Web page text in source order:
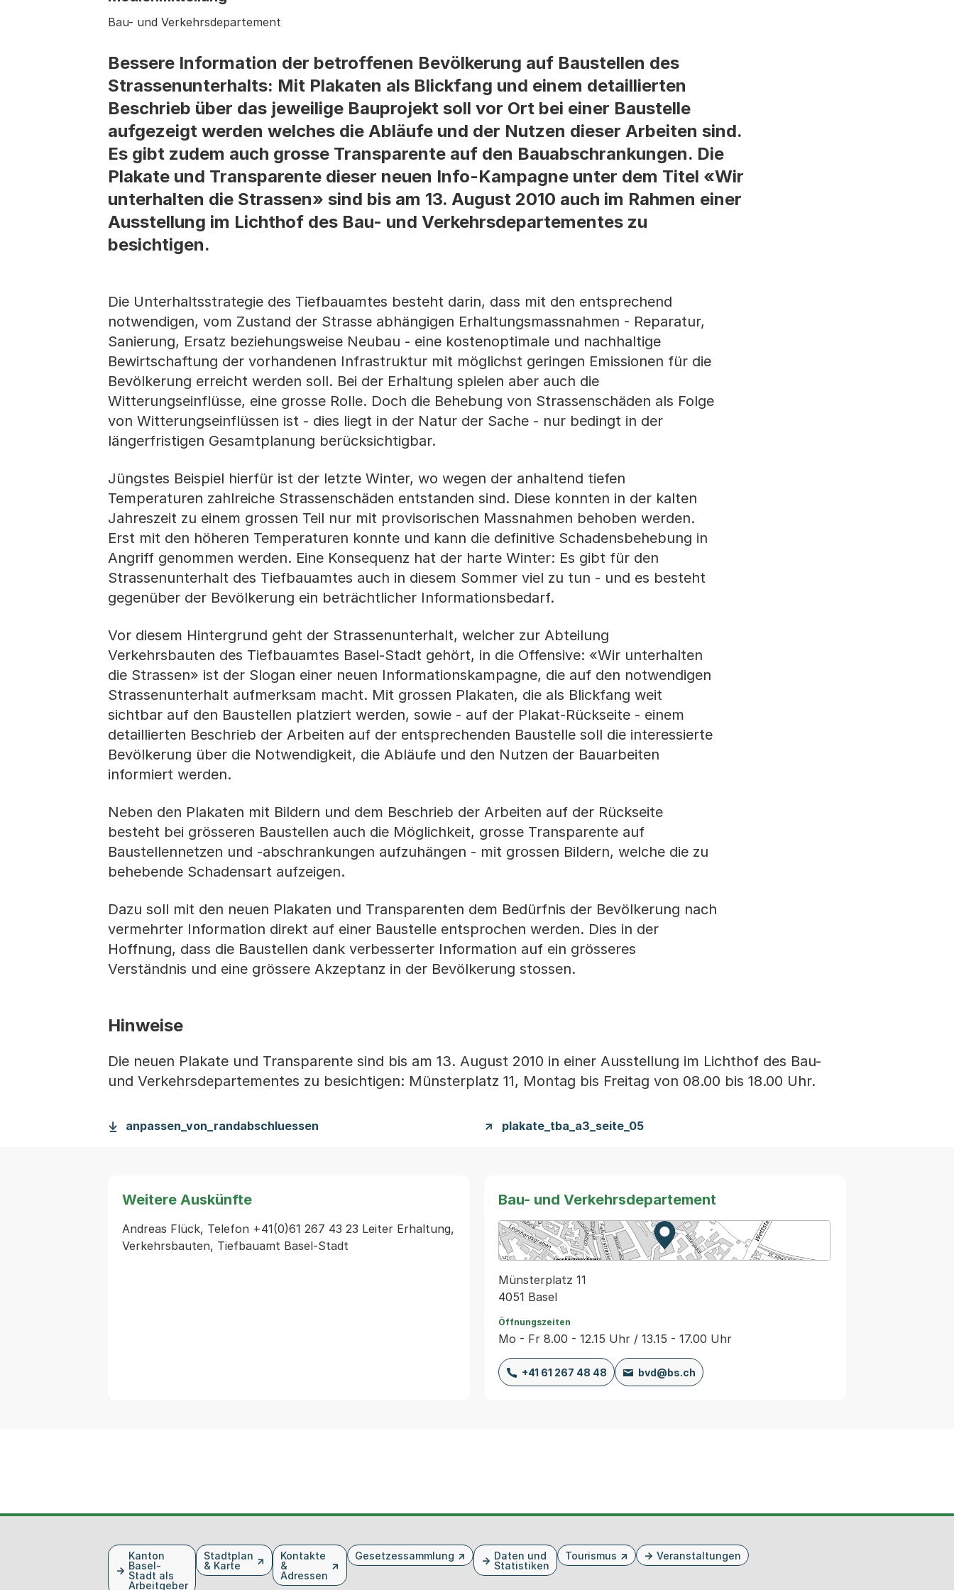
Bau- und Verkehrsdepartement
Bessere Information der betroffenen Bevölkerung auf Baustellen des
Strassenunterhalts: Mit Plakaten als Blickfang und einem detaillierten
Beschrieb über das jeweilige Bauprojekt soll vor Ort bei einer Baustelle
aufgezeigt werden welches die Abläufe und der Nutzen dieser Arbeiten sind.
Es gibt zudem auch grosse Transparente auf den Bauabschrankungen. Die
Plakate und Transparente dieser neuen Info-Kampagne unter dem Titel «Wir
unterhalten die Strassen» sind bis am 13. August 2010 auch im Rahmen einer
Ausstellung im Lichthof des Bau- und Verkehrsdepartementes zu
besichtigen.
Die Unterhaltsstrategie des Tiefbauamtes besteht darin, dass mit den entsprechend
notwendigen, vom Zustand der Strasse abhängigen Erhaltungsmassnahmen - Reparatur,
Sanierung, Ersatz beziehungsweise Neubau - eine kostenoptimale und nachhaltige
Bewirtschaftung der vorhandenen Infrastruktur mit möglichst geringen Emissionen für die
Bevölkerung erreicht werden soll. Bei der Erhaltung spielen aber auch die
Witterungseinflüsse, eine grosse Rolle. Doch die Behebung von Strassenschäden als Folge
von Witterungseinflüssen ist - dies liegt in der Natur der Sache - nur bedingt in der
längerfristigen Gesamtplanung berücksichtigbar.
Jüngstes Beispiel hierfür ist der letzte Winter, wo wegen der anhaltend tiefen
Temperaturen zahlreiche Strassenschäden entstanden sind. Diese konnten in der kalten
Jahreszeit zu einem grossen Teil nur mit provisorischen Massnahmen behoben werden.
Erst mit den höheren Temperaturen konnte und kann die definitive Schadensbehebung in
Angriff genommen werden. Eine Konsequenz hat der harte Winter: Es gibt für den
Strassenunterhalt des Tiefbauamtes auch in diesem Sommer viel zu tun - und es besteht
gegenüber der Bevölkerung ein beträchtlicher Informationsbedarf.
Vor diesem Hintergrund geht der Strassenunterhalt, welcher zur Abteilung
Verkehrsbauten des Tiefbauamtes Basel-Stadt gehört, in die Offensive: «Wir unterhalten
die Strassen» ist der Slogan einer neuen Informationskampagne, die auf den notwendigen
Strassenunterhalt aufmerksam macht. Mit grossen Plakaten, die als Blickfang weit
sichtbar auf den Baustellen platziert werden, sowie - auf der Plakat-Rückseite - einem
detaillierten Beschrieb der Arbeiten auf der entsprechenden Baustelle soll die interessierte
Bevölkerung über die Notwendigkeit, die Abläufe und den Nutzen der Bauarbeiten
informiert werden.
Neben den Plakaten mit Bildern und dem Beschrieb der Arbeiten auf der Rückseite
besteht bei grösseren Baustellen auch die Möglichkeit, grosse Transparente auf
Baustellennetzen und -abschrankungen aufzuhängen - mit grossen Bildern, welche die zu
behebende Schadensart aufzeigen.
Dazu soll mit den neuen Plakaten und Transparenten dem Bedürfnis der Bevölkerung nach
vermehrter Information direkt auf einer Baustelle entsprochen werden. Dies in der
Hoffnung, dass die Baustellen dank verbesserter Information auf ein grösseres
Verständnis und eine grössere Akzeptanz in der Bevölkerung stossen.
Hinweise
Die neuen Plakate und Transparente sind bis am 13. August 2010 in einer Ausstellung im Lichthof des Bau-
und Verkehrsdepartementes zu besichtigen: Münsterplatz 11, Montag bis Freitag von 08.00 bis 18.00 Uhr.
anpassen_von_randabschluessen plakate_tba_a3_seite_05
Weitere Auskünfte
Andreas Flück, Telefon +41(0)61 267 43 23 Leiter Erhaltung,
Verkehrsbauten, Tiefbauamt Basel-Stadt
Bau- und Verkehrsdepartement
Zur Karte von MapBS.
Externer Link, wird in einem neuen Tab oder
Münsterplatz 11
4051 Basel
Öffnungszeiten
Mo - Fr 8.00 - 12.15 Uhr / 13.15 - 17.00 Uhr
+41 61 267 48 48 bvd@bs.ch
Kanton
Basel-
Stadt als
Arbeitgeber
Stadtplan
& Karte
Kontakte
&
Adressen
Gesetzessammlung
Daten und
Statistiken
Tourismus Veranstaltungen